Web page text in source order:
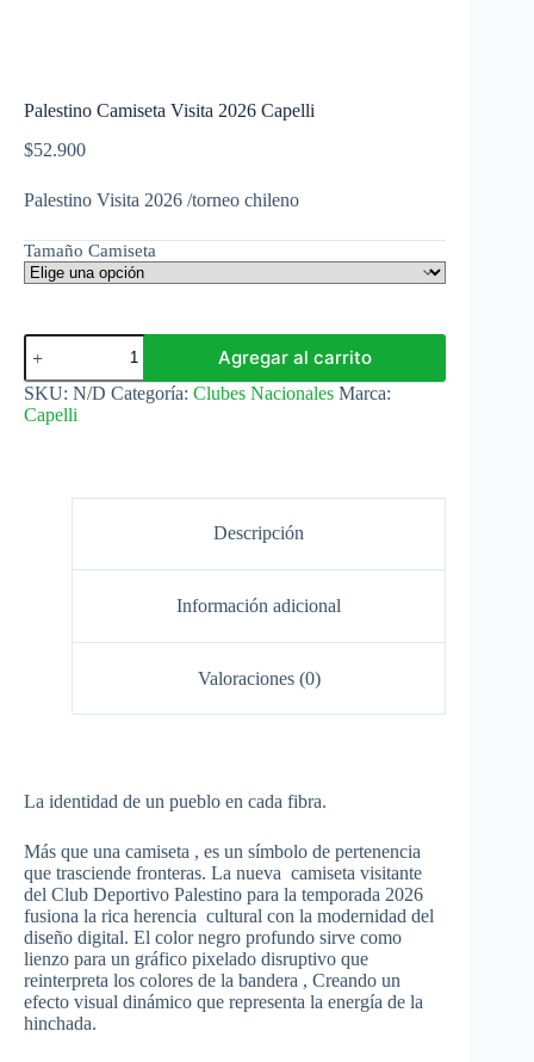
Palestino Camiseta Visita 2026 Capelli
$52.900
Palestino Visita 2026 /torneo chileno
Tamaño Camiseta
Palestino
Camiseta
Visita
2026
Capelli
Agregar al carrito
SKU: N/D Categoría: Clubes Nacionales Marca:
Capelli
Descripción
Información adicional
Valoraciones (0)
La identidad de un pueblo en cada fibra.
Más que una camiseta , es un símbolo de pertenencia
que trasciende fronteras. La nueva camiseta visitante
del Club Deportivo Palestino para la temporada 2026
fusiona la rica herencia cultural con la modernidad del
diseño digital. El color negro profundo sirve como
lienzo para un gráfico pixelado disruptivo que
reinterpreta los colores de la bandera , Creando un
efecto visual dinámico que representa la energía de la
hinchada.